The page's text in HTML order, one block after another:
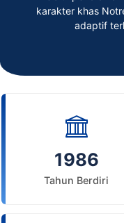
karakter khas
adaptif
1986
Tahun Berdiri